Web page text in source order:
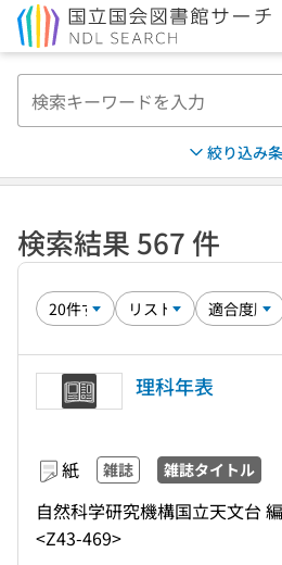
絞り込み
検索結果 567 件
理科年表
紙 雑誌 雑誌タイトル
自然科学研究機構国立天文台 編
<Z43-469>